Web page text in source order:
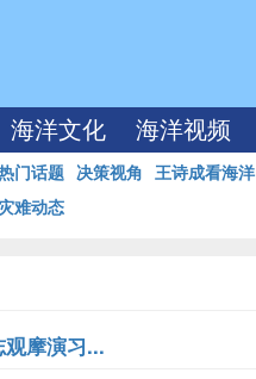
海洋文化 海洋视频
门话题 决策视角 王诗成看海洋
灾难动态
摩演习...